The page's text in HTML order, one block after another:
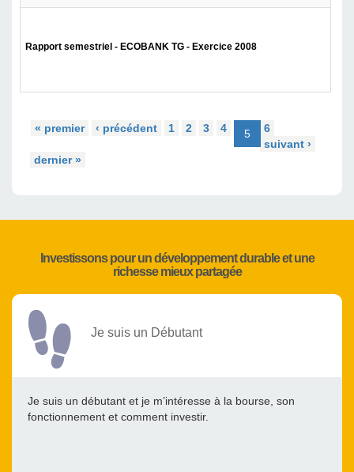
Rapport semestriel - ECOBANK TG - Exercice 2008
« premier ‹ précédent 1 2 3 4 5
6
suivant ›
dernier »
Investissons pour un développement durable et une
richesse mieux partagée
Je suis un Débutant
Je suis un débutant et je m’intéresse à la bourse, son
fonctionnement et comment investir.